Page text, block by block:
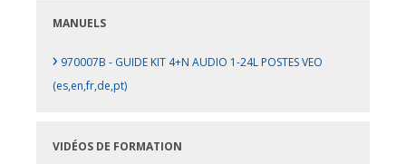
MANUELS
› 970007B - GUIDE KIT 4+N AUDIO 1-24L POSTES VEO
(es,en,fr,de,pt)
VIDÉOS DE FORMATION